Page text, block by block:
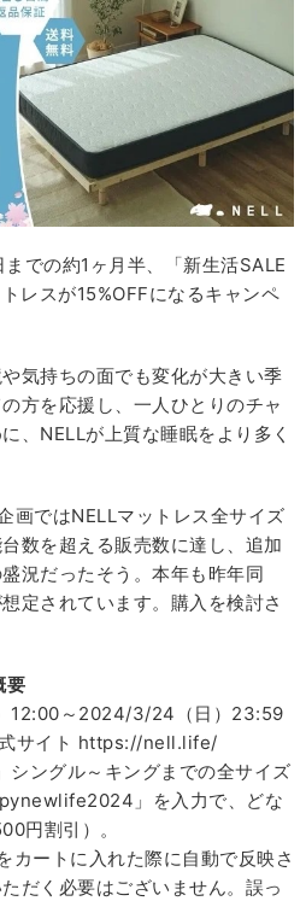
での約1ヶ月半、「新生活SALE
レスが15%OFFになるキャンペ
気持ちの面でも変化が大きい季
方を応援し、一人ひとりのチャ
、NELLが上質な睡眠をより多く
画ではNELLマットレス全サイズ
数を超える販売数に達し、追加
況だったそう。本年も昨年同
定されています。購入を検討さ
要
12:00～2024/3/24（日）23:59
式サイト https://nell.life/
シングル～キングまでの全サイズ
」を入力で、どな
円割引）。
カートに入れた際に自動で反映さ
だく必要はございません。誤っ